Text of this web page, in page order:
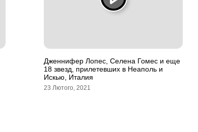
Дженнифер Лопес, Селена Гомес и еще
18 звезд, прилетевших в Неаполь и
Искью, Италия
23 Лютого, 2021